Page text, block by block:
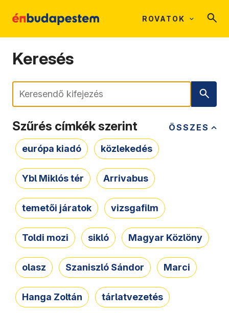
ROVATOK
Keresés
Keresés
ÖSSZES
Szűrés címkék szerint
európa kiadó közlekedés
Ybl Miklós tér Arrivabus
temetői járatok vizsgafilm
Toldi mozi sikló Magyar Közlöny
olasz Szaniszló Sándor Marci
Hanga Zoltán tárlatvezetés